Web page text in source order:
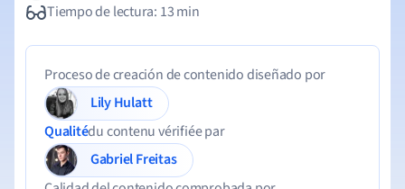
Tiempo de lectura: 13 min
Proceso de creación de contenido diseñado por
Lily Hulatt
Qualitédu contenu vérifiée par
Gabriel Freitas